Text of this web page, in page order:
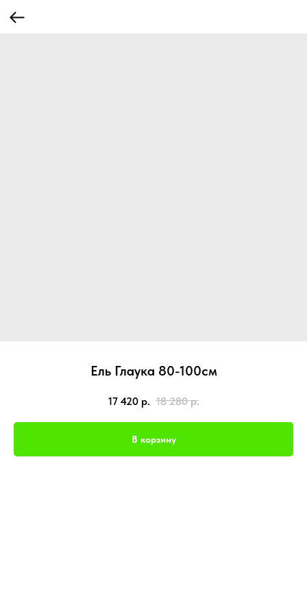
Ель Глаука 80-100см
17 420 р. 18 280 р.
В корзину